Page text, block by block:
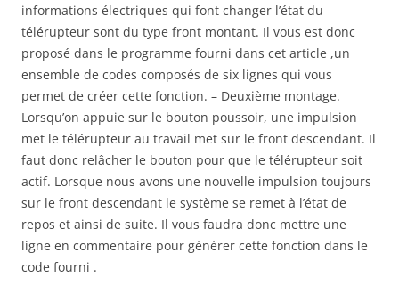
informations électriques qui font changer l’état du
télérupteur sont du type front montant. Il vous est donc
proposé dans le programme fourni dans cet article ,un
ensemble de codes composés de six lignes qui vous
permet de créer cette fonction. – Deuxième montage.
Lorsqu’on appuie sur le bouton poussoir, une impulsion
met le télérupteur au travail met sur le front descendant. Il
faut donc relâcher le bouton pour que le télérupteur soit
actif. Lorsque nous avons une nouvelle impulsion toujours
sur le front descendant le système se remet à l’état de
repos et ainsi de suite. Il vous faudra donc mettre une
ligne en commentaire pour générer cette fonction dans le
code fourni .